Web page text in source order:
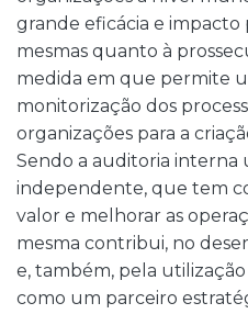
grande eficácia e impacto
mesmas quanto à
medida em que permite
monitorização dos
organizações para a
Sendo a auditoria interna
independente, que tem
valor e melhorar as
mesma contribui, no
e, também, pela
como um parceiro